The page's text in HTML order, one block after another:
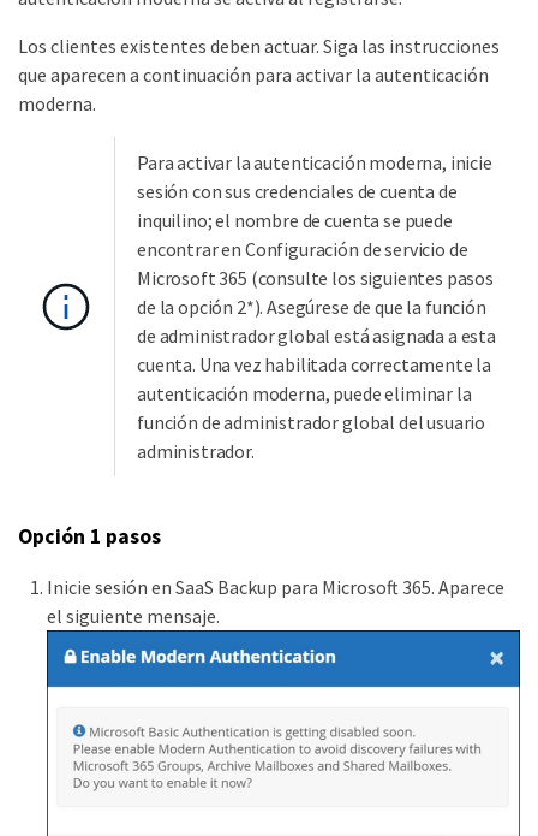
Los clientes existentes deben actuar. Siga las instrucciones
que aparecen a continuación para activar la autenticación
moderna.
Para activar la autenticación moderna, inicie
sesión con sus credenciales de cuenta de
inquilino; el nombre de cuenta se puede
encontrar en Configuración de servicio de
Microsoft 365 (consulte los siguientes pasos
de la opción 2*). Asegúrese de que la función
de administrador global está asignada a esta
cuenta. Una vez habilitada correctamente la
autenticación moderna, puede eliminar la
función de administrador global del usuario
administrador.
Opción 1 pasos
Inicie sesión en SaaS Backup para Microsoft 365. Aparece
el siguiente mensaje.